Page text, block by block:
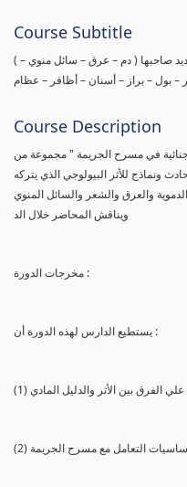
Course Subtitle
( إجراء الإختبارات علي العينة البيولوجية لتحديد صاحبها ( دم – عرق – سائل منوي –
– بول – براز – أسنان – أظافر – عظام
Course Description
الجنائية في مسرح الجريمة " مجموعة من
ونماذج للأثر البيولوجي الذي يتركه
والعرق والشعر والسائل المنوي
ويناقش المحاضر خلال الد
مخرجات الدورة :
يستطيع الدارس لهذه الدورة أن :
علي الفرق بين الأثر والدليل المادي
أساسيات التعامل مع مسرح الجريمة